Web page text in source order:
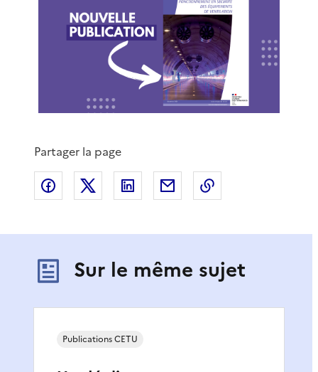
Partager la page
Partager sur Facebook
Partager sur XPartager sur LinkedIn
Partager par email
Sur le même sujet
Publications CETU